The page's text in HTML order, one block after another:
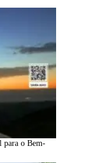
para o Bem-